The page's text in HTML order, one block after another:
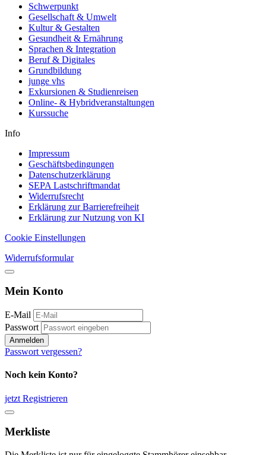
Schwerpunkt
Gesellschaft & Umwelt
Kultur & Gestalten
Gesundheit & Ernährung
Sprachen & Integration
Beruf & Digitales
Grundbildung
junge vhs
Exkursionen & Studienreisen
Online- & Hybridveranstaltungen
Kurssuche
Info
Impressum
Geschäftsbedingungen
Datenschutzerklärung
SEPA Lastschriftmandat
Widerrufsrecht
Erklärung zur Barrierefreiheit
Erklärung zur Nutzung von KI
Cookie Einstellungen
Widerrufsformular
Mein Konto
E-Mail
Passwort
Anmelden
Passwort vergessen?
Noch kein Konto?
jetzt Registrieren
Merkliste